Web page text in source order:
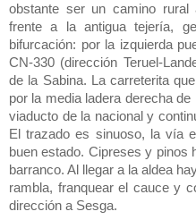
obstante ser un camino rural
frente a la antigua tejería,
bifurcación: por la izquierda
CN-330 (dirección Teruel-
de la Sabina. La carreterita
por la media ladera derecha
viaducto de la nacional y
El trazado es sinuoso, la vía
buen estado. Cipreses y pinos
barranco. Al llegar a la aldea
rambla, franquear el cauce y
dirección a Sesga.